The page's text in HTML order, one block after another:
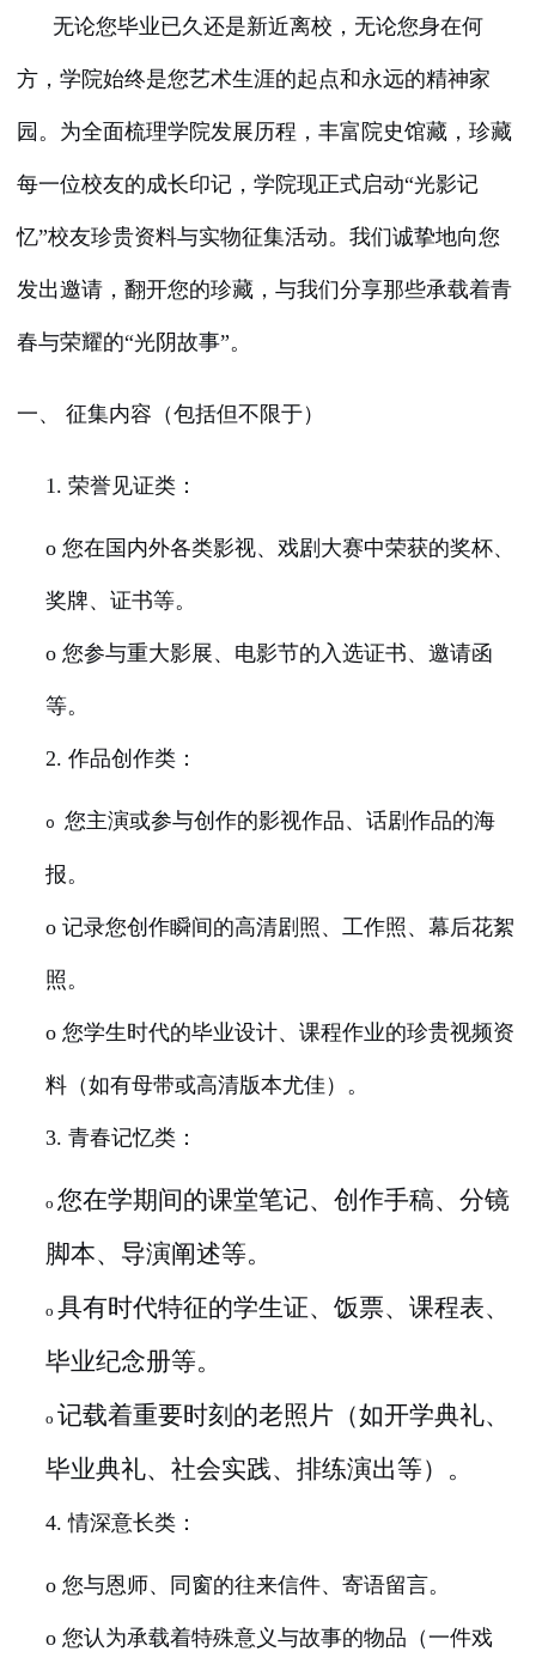
无论您毕业已久还是新近离校，无论您身在何
方，学院始终是您艺术生涯的起点和永远的精神家
园。为全面梳理学院发展历程，丰富院史馆藏，珍藏
每一位校友的成长印记，学院现正式启动“光影记
忆”校友珍贵资料与实物征集活动。我们诚挚地向您
发出邀请，翻开您的珍藏，与我们分享那些承载着青
春与荣耀的“光阴故事”。
一、 征集内容（包括但不限于）
1. 荣誉见证类：
o 您在国内外各类影视、戏剧大赛中荣获的奖杯、
奖牌、证书等。
o 您参与重大影展、电影节的入选证书、邀请函
等。
2. 作品创作类：
o您主演或参与创作的影视作品、话剧作品的海
报。
o 记录您创作瞬间的高清剧照、工作照、幕后花絮
照。
o 您学生时代的毕业设计、课程作业的珍贵视频资
料（如有母带或高清版本尤佳）。
3. 青春记忆类：
o您在学期间的课堂笔记、创作手稿、分镜
脚本、导演阐述等。
o具有时代特征的学生证、饭票、课程表、
毕业纪念册等。
o记载着重要时刻的老照片（如开学典礼、
毕业典礼、社会实践、排练演出等）。
4. 情深意长类：
o 您与恩师、同窗的往来信件、寄语留言。
o 您认为承载着特殊意义与故事的物品（一件戏